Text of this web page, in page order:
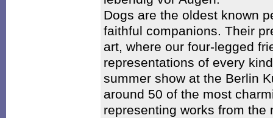
Dogs are the oldest known
faithful companions. Their
art, where our four-legged
representations of every
summer show at the Berlin
around 50 of the most
representing works from the